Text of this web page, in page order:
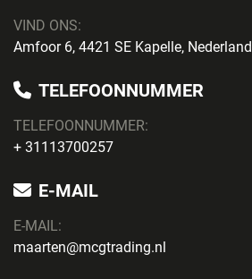
VIND ONS:
Amfoor 6, 4421 SE Kapelle, Nederland
TELEFOONNUMMER
TELEFOONNUMMER:
+ 31113700257
E-MAIL
E-MAIL:
maarten@mcgtrading.nl